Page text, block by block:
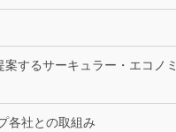
案するサーキュラー・エコノミ
各社との取組み